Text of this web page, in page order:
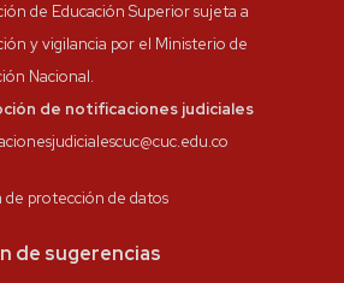
de Educación Superior sujeta a
y vigilancia por el Ministerio de
Nacional.
de notificaciones judiciales
de protección de datos
de sugerencias